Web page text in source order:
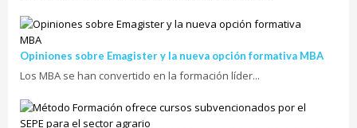
Opiniones sobre Emagister y la nueva opción formativa MBA
Los MBA se han convertido en la formación líder...